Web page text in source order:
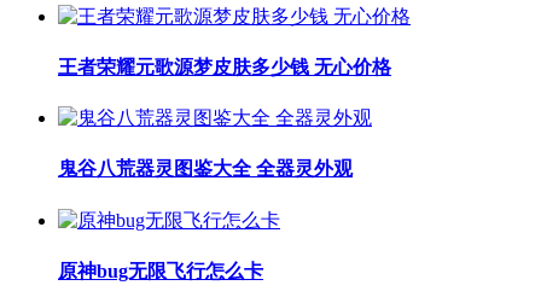
王者荣耀元歌源梦皮肤多少钱 无心价格
鬼谷八荒器灵图鉴大全 全器灵外观
原神bug无限飞行怎么卡